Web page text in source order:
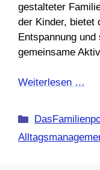
gestalteter
der Kinder, bietet
Entspannung
gemeinsame
Weiterlesen …
Kategorien